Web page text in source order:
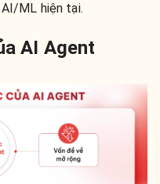
ML hiện tại.
AI Agent